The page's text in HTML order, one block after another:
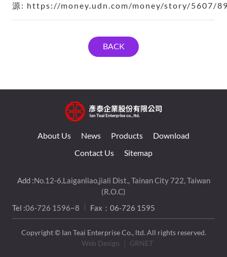
源: https://money.udn.com/money/story/5607/
BACK
About Us News Products
Download
Contact Us
Sitemap
Add :No.12-6,Laiganliao,jiali Dist., Tainan City 722, Taiwan
(R.O.C)
Tel :06-726 1596~8 Fax：06-726 1595
Copyright © Ian Teai Enterprise Co., ltd. All rights reserved.
Web Design ｜ GRNET